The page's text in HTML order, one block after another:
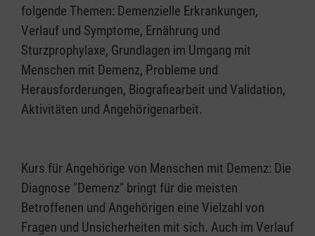
folgende Themen: Demenzielle Erkrankungen,
Verlauf und Symptome, Ernährung und
Sturzprophylaxe, Grundlagen im Umgang mit
Menschen mit Demenz, Probleme und
Herausforderungen, Biografiearbeit und Validation,
Aktivitäten und Angehörigenarbeit.
Kurs für Angehörige von Menschen mit Demenz: Die
Diagnose "Demenz" bringt für die meisten
Betroffenen und Angehörigen eine Vielzahl von
Fragen und Unsicherheiten mit sich. Auch im Verlauf